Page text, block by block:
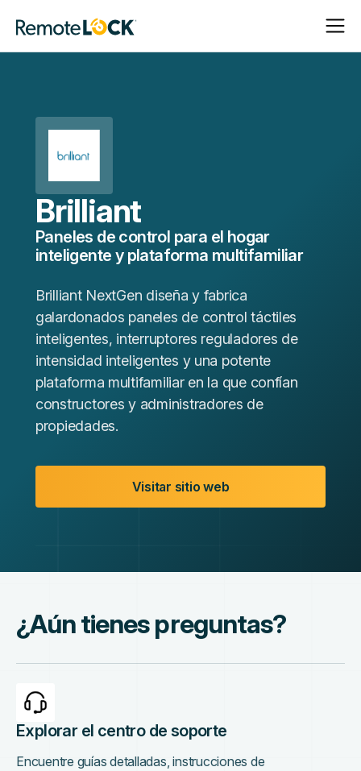
Página
de
inicio
Abrir
Cerrar
Brilliant
Paneles de control para el hogar
inteligente y plataforma multifamiliar
Brilliant NextGen diseña y fabrica
galardonados paneles de control táctiles
inteligentes, interruptores reguladores de
intensidad inteligentes y una potente
plataforma multifamiliar en la que confían
constructores y administradores de
propiedades.
Visitar sitio web
¿Aún tienes preguntas?
Explorar el centro de soporte
Encuentre guías detalladas, instrucciones de